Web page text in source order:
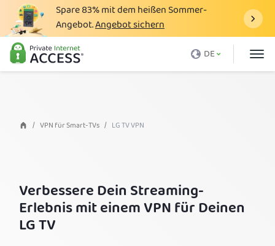
Spare83%mit dem heißen Sommer-
Angebot.Angebot sichern
DE
Was ist ein VPN
Warum PIA?
VPN-Vorteile
Blog
Support
VPN für Smart-TVs LG TV VPN
Verbessere Dein Streaming-
Erlebnis mit einem VPN für Deinen
LG TV